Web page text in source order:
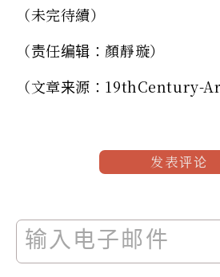
（未完待續）
（责任编辑：顏靜璇）
（文章来源：19thCentury-
发表评论